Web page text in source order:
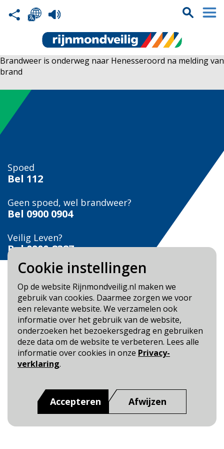
Cookie instellingen
Op de website Rijnmondveilig.nl maken we
gebruik van cookies. Daarmee zorgen we voor
een relevante website. We verzamelen ook
informatie over het gebruik van de website,
onderzoeken het bezoekersgedrag en gebruiken
deze data om de website te verbeteren. Lees alle
informatie over cookies in onze Privacy-
verklaring.
Accepteren Afwijzen
Brandweer is onderweg naar Henesseroord na melding van
brand
Spoed
Bel 112
Geen spoed, wel brandweer?
Bel 0900 0904
Veilig Leven?
Bel 0900-8387
Blijf op de hoogte
Cookie- en Privacybeleid
Toegankelijkheid